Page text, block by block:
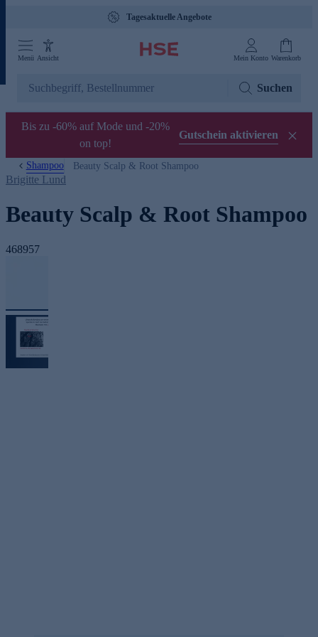
Tagesaktuelle Angebote
Menü Ansicht Mein Konto Warenkorb
Suchen
Bis zu -60% auf Mode und -20%
on top!
Gutschein aktivieren
Shampoo Beauty Scalp & Root Shampoo
Brigitte Lund
Beauty Scalp & Root Shampoo
468957